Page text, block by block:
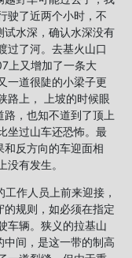
驶了近两个小时，不
试水深，确认水深没有
过了河。去基火山口
上又增加了一条大
一道很陡的小梁子更
路上， 上坡的时候眼
，也知不道到了顶上
坐过山车还恐怖。最
反方向的车迎面相
有发生。
作人员上前来迎接，
规则，如必须在指定
车辆。狭义的拉基山
间，是这一带的制高